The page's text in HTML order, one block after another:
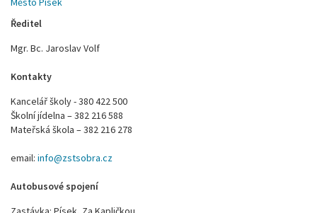
Ředitel
Mgr. Bc. Jaroslav Volf
Kontakty
Kancelář školy - 380 422 500
Školní jídelna – 382 216 588
Mateřská škola – 382 216 278
email: info@zstsobra.cz
Autobusové spojení